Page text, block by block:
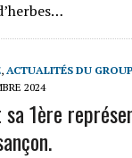
, ACTUALITÉS DU
2024
1ère